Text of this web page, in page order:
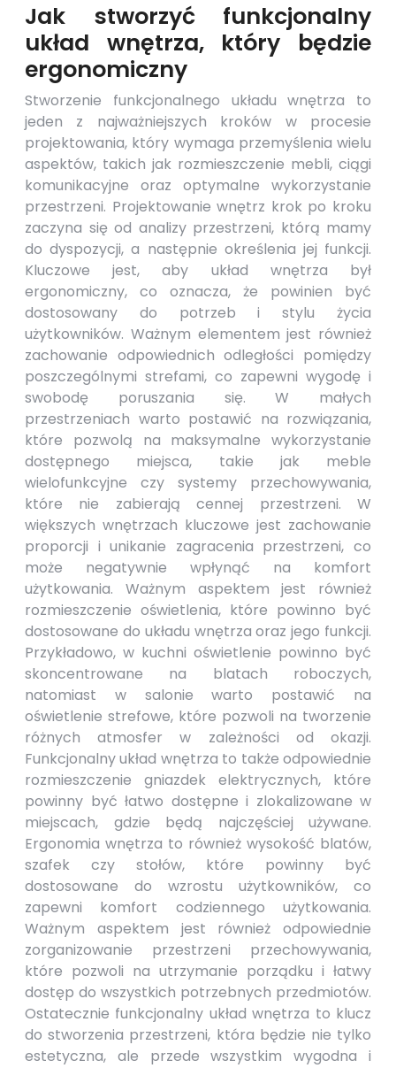
Jak stworzyć funkcjonalny
układ wnętrza, który będzie
ergonomiczny
Stworzenie funkcjonalnego układu wnętrza to
jeden z najważniejszych kroków w procesie
projektowania, który wymaga przemyślenia wielu
aspektów, takich jak rozmieszczenie mebli, ciągi
komunikacyjne oraz optymalne wykorzystanie
przestrzeni. Projektowanie wnętrz krok po kroku
zaczyna się od analizy przestrzeni, którą mamy
do dyspozycji, a następnie określenia jej funkcji.
Kluczowe jest, aby układ wnętrza był
ergonomiczny, co oznacza, że powinien być
dostosowany do potrzeb i stylu życia
użytkowników. Ważnym elementem jest również
zachowanie odpowiednich odległości pomiędzy
poszczególnymi strefami, co zapewni wygodę i
swobodę poruszania się. W małych
przestrzeniach warto postawić na rozwiązania,
które pozwolą na maksymalne wykorzystanie
dostępnego miejsca, takie jak meble
wielofunkcyjne czy systemy przechowywania,
które nie zabierają cennej przestrzeni. W
większych wnętrzach kluczowe jest zachowanie
proporcji i unikanie zagracenia przestrzeni, co
może negatywnie wpłynąć na komfort
użytkowania. Ważnym aspektem jest również
rozmieszczenie oświetlenia, które powinno być
dostosowane do układu wnętrza oraz jego funkcji.
Przykładowo, w kuchni oświetlenie powinno być
skoncentrowane na blatach roboczych,
natomiast w salonie warto postawić na
oświetlenie strefowe, które pozwoli na tworzenie
różnych atmosfer w zależności od okazji.
Funkcjonalny układ wnętrza to także odpowiednie
rozmieszczenie gniazdek elektrycznych, które
powinny być łatwo dostępne i zlokalizowane w
miejscach, gdzie będą najczęściej używane.
Ergonomia wnętrza to również wysokość blatów,
szafek czy stołów, które powinny być
dostosowane do wzrostu użytkowników, co
zapewni komfort codziennego użytkowania.
Ważnym aspektem jest również odpowiednie
zorganizowanie przestrzeni przechowywania,
które pozwoli na utrzymanie porządku i łatwy
dostęp do wszystkich potrzebnych przedmiotów.
Ostatecznie funkcjonalny układ wnętrza to klucz
do stworzenia przestrzeni, która będzie nie tylko
estetyczna, ale przede wszystkim wygodna i